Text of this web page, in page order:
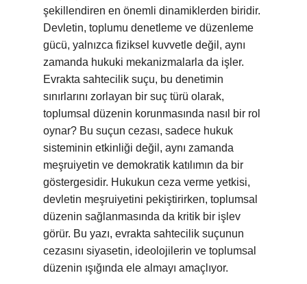
şekillendiren en önemli dinamiklerden biridir.
Devletin, toplumu denetleme ve düzenleme
gücü, yalnızca fiziksel kuvvetle değil, aynı
zamanda hukuki mekanizmalarla da işler.
Evrakta sahtecilik suçu, bu denetimin
sınırlarını zorlayan bir suç türü olarak,
toplumsal düzenin korunmasında nasıl bir rol
oynar? Bu suçun cezası, sadece hukuk
sisteminin etkinliği değil, aynı zamanda
meşruiyetin ve demokratik katılımın da bir
göstergesidir. Hukukun ceza verme yetkisi,
devletin meşruiyetini pekiştirirken, toplumsal
düzenin sağlanmasında da kritik bir işlev
görür. Bu yazı, evrakta sahtecilik suçunun
cezasını siyasetin, ideolojilerin ve toplumsal
düzenin ışığında ele almayı amaçlıyor.